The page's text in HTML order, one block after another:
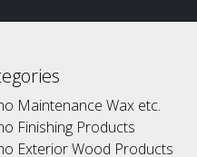
Maintenance Wax etc.
Finishing Products
Exterior Wood Products